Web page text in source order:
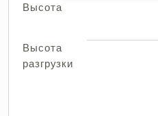
Высота
Высота
разгрузки